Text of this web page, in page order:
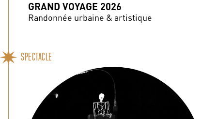
GRAND VOYAGE 2026
Randonnée urbaine & artistique
SPECTACLE